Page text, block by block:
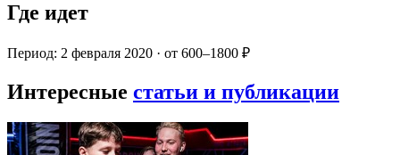
Где идет
Период: 2 февраля 2020 · от 600–1800 ₽
Интересные статьи и публикации